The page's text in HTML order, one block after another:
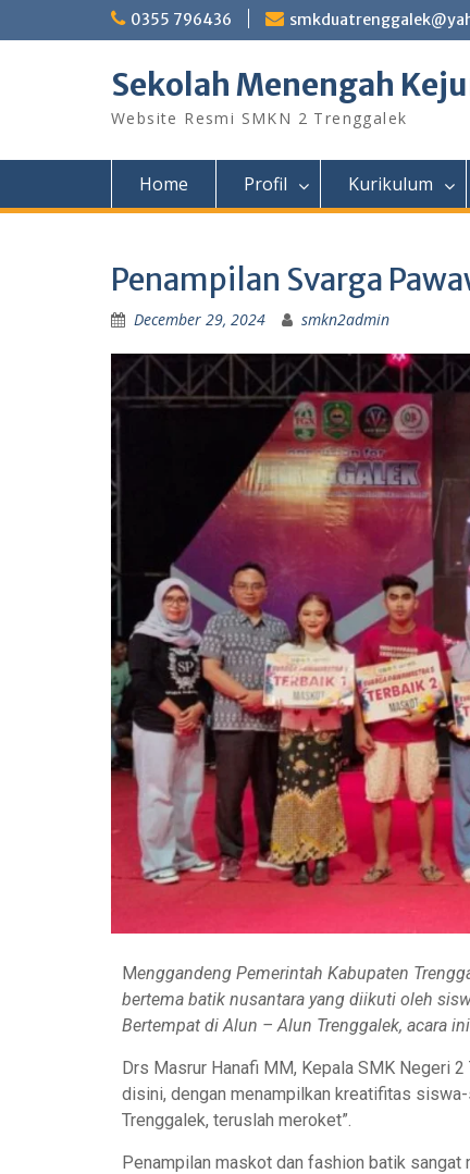
0355 796436
Sekolah Menengah
Website Resmi SMKN 2 Trenggalek
Home Profil Kurikulum
Penampilan Svarga
December 29, 2024 smkn2admin
Menggandeng Pemerintah Kabupaten
bertema batik nusantara yang diikuti oleh
Bertempat di Alun – Alun Trenggalek, acara
Drs Masrur Hanafi MM, Kepala SMK Negeri
disini, dengan menampilkan kreatifitas
Trenggalek, teruslah meroket”.
Penampilan maskot dan fashion batik sangat